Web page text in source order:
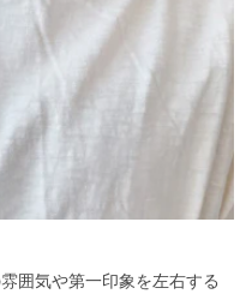
囲気や第一印象を左右する